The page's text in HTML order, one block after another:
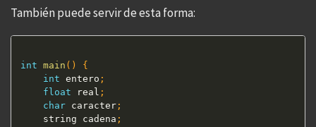
También puede servir de esta forma:
int main ( )
{
int entero ;
float real ;
char caracter ;
	string cadena
;